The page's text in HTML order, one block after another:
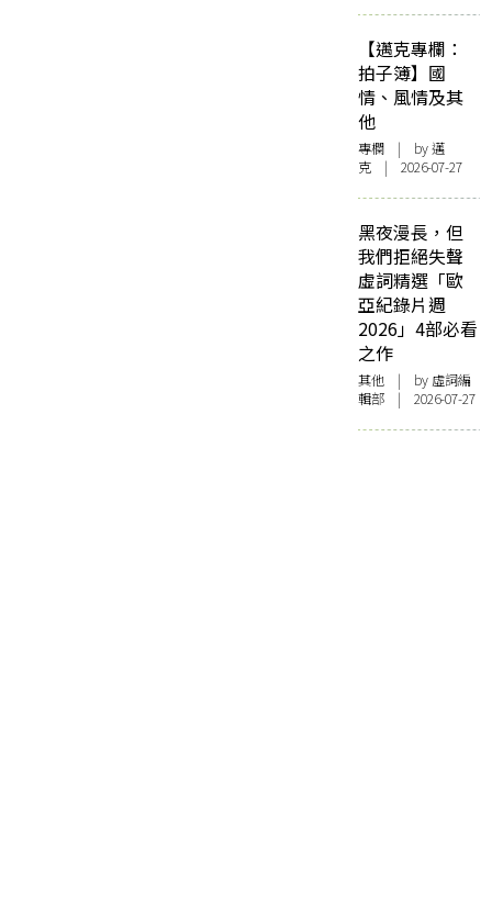
【邁克專欄：
拍子簿】國
情、風情及其
他
專欄 | by邁
克 | 2026-07-27
黑夜漫長，但
我們拒絕失聲
虛詞精選「歐
亞紀錄片週
2026」4部必看
之作
其他 | by 虛詞編
輯部 | 2026-07-27